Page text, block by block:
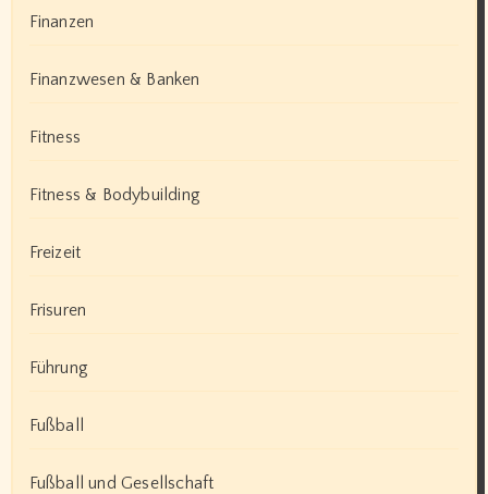
Finanzen
Finanzwesen & Banken
Fitness
Fitness & Bodybuilding
Freizeit
Frisuren
Führung
Fußball
Fußball und Gesellschaft